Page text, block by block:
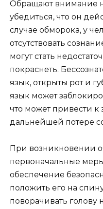
Обращают внимание
убедиться, что он
случае обморока, у
отсутствовать
могут стать
покраснеть.
язык, открыты рот и
язык может
что может привести
дальнейшей потере
При возникновении
первоначальные
обеспечение
положить его на
поворачивать голову